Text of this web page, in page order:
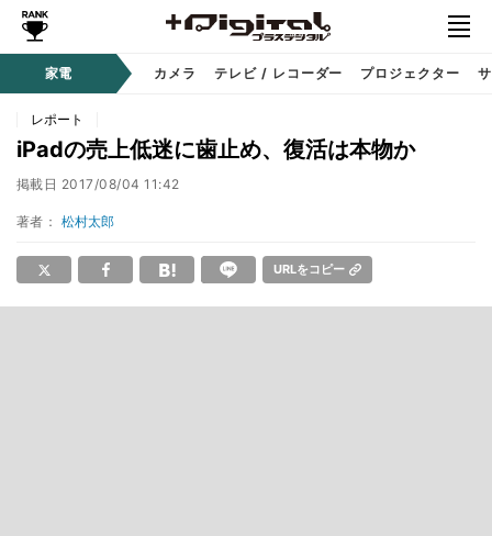
家電 カメラ テレビ / レコーダー プロジェクター
レポート
iPadの売上低迷に歯止め、復活は本物か
掲載日 2017/08/04 11:42
著者： 松村太郎
URLをコピー